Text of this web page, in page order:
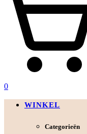
0
WINKEL
Categorieën